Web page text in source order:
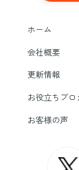
ホーム
会社概要
更新情報
お役立ちブロ
お客様の声